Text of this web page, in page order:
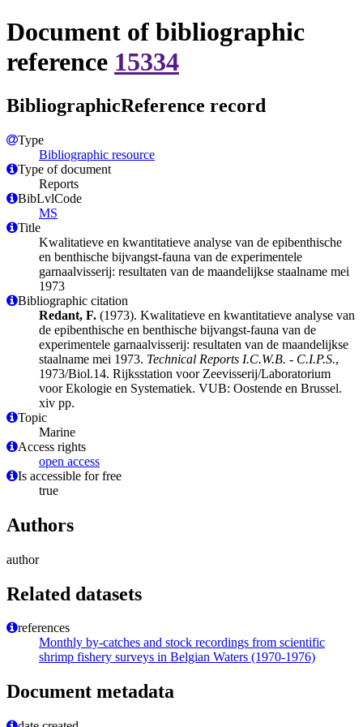
Document of bibliographic
reference 15334
BibliographicReference record
Type
Bibliographic resource
Type of document
Reports
BibLvlCode
MS
Title
Kwalitatieve en kwantitatieve analyse van de epibenthische
en benthische bijvangst-fauna van de experimentele
garnaalvisserij: resultaten van de maandelijkse staalname mei
1973
Bibliographic citation
Redant, F. (1973). Kwalitatieve en kwantitatieve analyse van
de epibenthische en benthische bijvangst-fauna van de
experimentele garnaalvisserij: resultaten van de maandelijkse
staalname mei 1973. Technical Reports I.C.W.B. - C.I.P.S.,
1973/Biol.14. Rijksstation voor Zeevisserij/Laboratorium
voor Ekologie en Systematiek. VUB: Oostende en Brussel.
xiv pp.
Topic
Marine
Access rights
open access
Is accessible for free
true
Authors
author
Related datasets
references
Monthly by-catches and stock recordings from scientific
shrimp fishery surveys in Belgian Waters (1970-1976)
Document metadata